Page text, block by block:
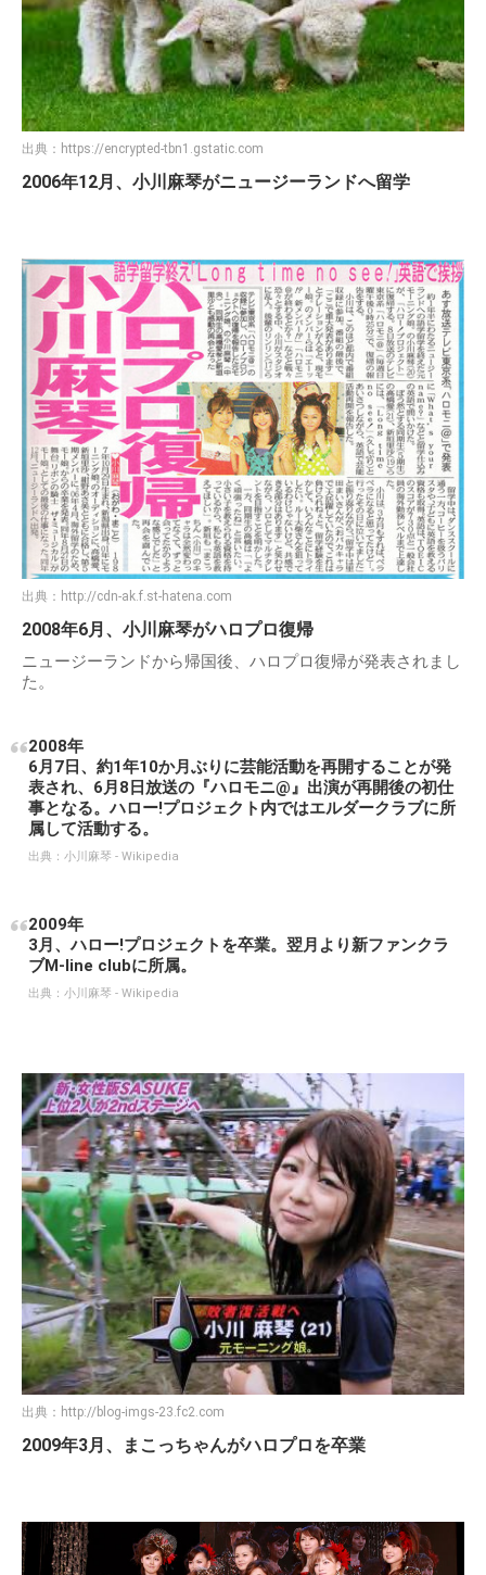
出典： https://encrypted-tbn1.gstatic.com
2006年12月、小川麻琴がニュージーランドへ留学
出典： http://cdn-ak.f.st-hatena.com
2008年6月、小川麻琴がハロプロ復帰
ニュージーランドから帰国後、ハロプロ復帰が発表されまし
た。
2008年
6月7日、約1年10か月ぶりに芸能活動を再開することが発
表され、6月8日放送の『ハロモニ@』出演が再開後の初仕
事となる。ハロー!プロジェクト内ではエルダークラブに所
属して活動する。
出典： 小川麻琴 - Wikipedia
2009年
3月、ハロー!プロジェクトを卒業。翌月より新ファンクラ
ブM-line clubに所属。
出典： 小川麻琴 - Wikipedia
出典： http://blog-imgs-23.fc2.com
2009年3月、まこっちゃんがハロプロを卒業